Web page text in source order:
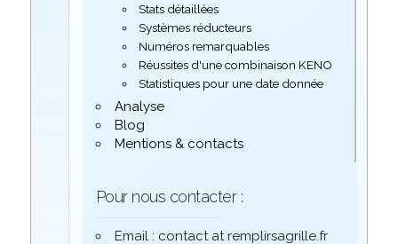
Stats détaillées
Systèmes réducteurs
Numéros remarquables
Réussites d'une combinaison KENO
Statistiques pour une date donnée
Analyse
Blog
Mentions & contacts
Pour nous contacter :
Email : contact at remplirsagrille.fr